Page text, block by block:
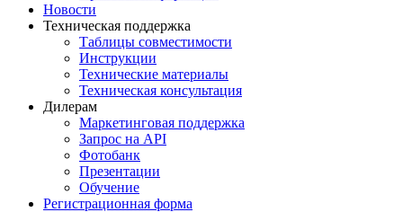
Новости
Техническая поддержка
Таблицы совместимости
Инструкции
Технические материалы
Техническая консультация
Дилерам
Маркетинговая поддержка
Запрос на API
Фотобанк
Презентации
Обучение
Регистрационная форма